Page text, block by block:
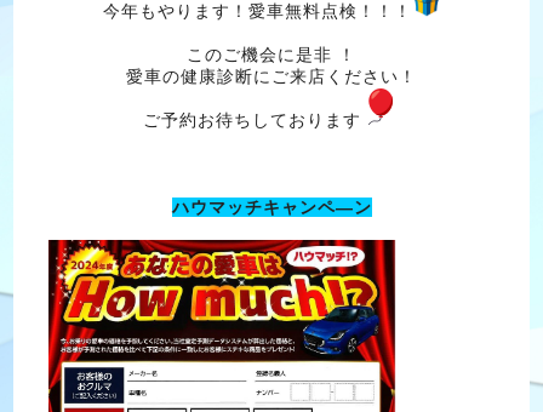
今年もやります！愛車無料点検！！！
このご機会に是非 ！
愛車の健康診断にご来店ください！
ご予約お待ちしております
ハウマッチキャンペ―ン